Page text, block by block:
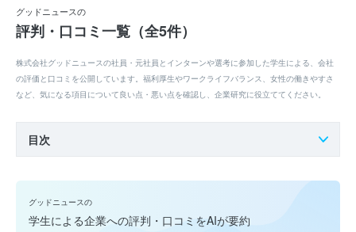
グッドニュースの
評判・口コミ一覧（全5件）
株式会社グッドニュースの社員・元社員とインターンや選考に参加した学生による、会社
の評価と口コミを公開しています。福利厚生やワークライフバランス、女性の働きやすさ
など、気になる項目について良い点・悪い点を確認し、企業研究に役立ててください。
目次
グッドニュースの
学生による企業への評判・口コミをAIが要約